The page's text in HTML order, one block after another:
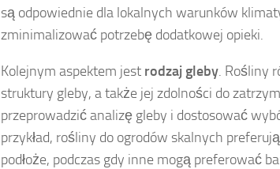
są odpowiednie dla lokalnych warunków
zminimalizować potrzebę dodatkowej opieki.
Kolejnym aspektem jest rodzaj gleby. Rośliny
struktury gleby, a także jej zdolności do
przeprowadzić analizę gleby i dostosować
przykład, rośliny do ogrodów skalnych
podłoże, podczas gdy inne mogą preferować